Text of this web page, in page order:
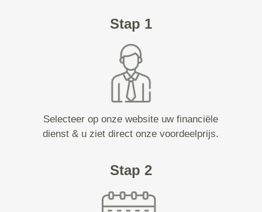
Stap 1
Selecteer op onze website uw financiële
dienst & u ziet direct onze voordeelprijs.
Stap 2